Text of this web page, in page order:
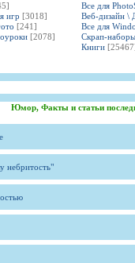
Все для
игр [3018]
Веб-дизайн \
[241]
Все для
[2078]
Скрап-наборы
Книги
Юмор, Факты и статьи
небритость"